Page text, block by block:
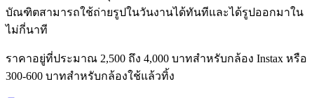
บัณฑิตสามารถใช้ถ่ายรูปในวันงานได้ทันทีและได้รูปออกมาใน
ไม่กี่นาที
ราคาอยู่ที่ประมาณ 2,500 ถึง 4,000 บาทสำหรับกล้อง Instax หรือ
300-600 บาทสำหรับกล้องใช้แล้วทิ้ง